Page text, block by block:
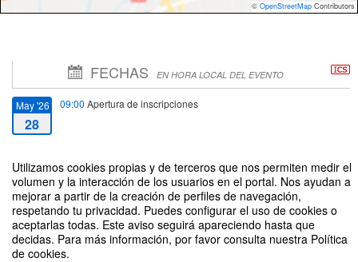
Utilizamos cookies propias y de terceros que nos permiten medir el
volumen y la interacción de los usuarios en el portal. Nos ayudan a
mejorar a partir de la creación de perfiles de navegación,
respetando tu privacidad. Puedes configurar el uso de cookies o
aceptarlas todas. Este aviso seguirá apareciendo hasta que
decidas. Para más información, por favor consulta nuestra Política
de cookies.
© OpenStreetMap Contributors
FECHAS EN HORA LOCAL DEL EVENTO
May '26
28
09:00 Apertura de inscripciones
Jun '26
25
Jun '26
25
19:00 Fecha de inicio